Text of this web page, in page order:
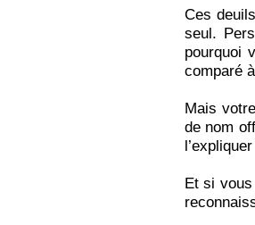
Ces
seul.
pourquoi
comparé
Mais
de nom
Et si